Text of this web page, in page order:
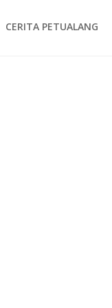
CERITA PETUALANG